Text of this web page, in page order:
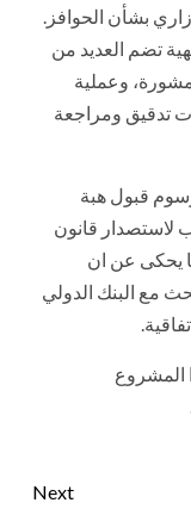
بشأن الحوافز.
تضم العديد من
وعملية
تدقيق ومراجعة
قبول هبة
لاستصدار قانون
يحكى عن ان
مع البنك الدولي
المشروع
Next